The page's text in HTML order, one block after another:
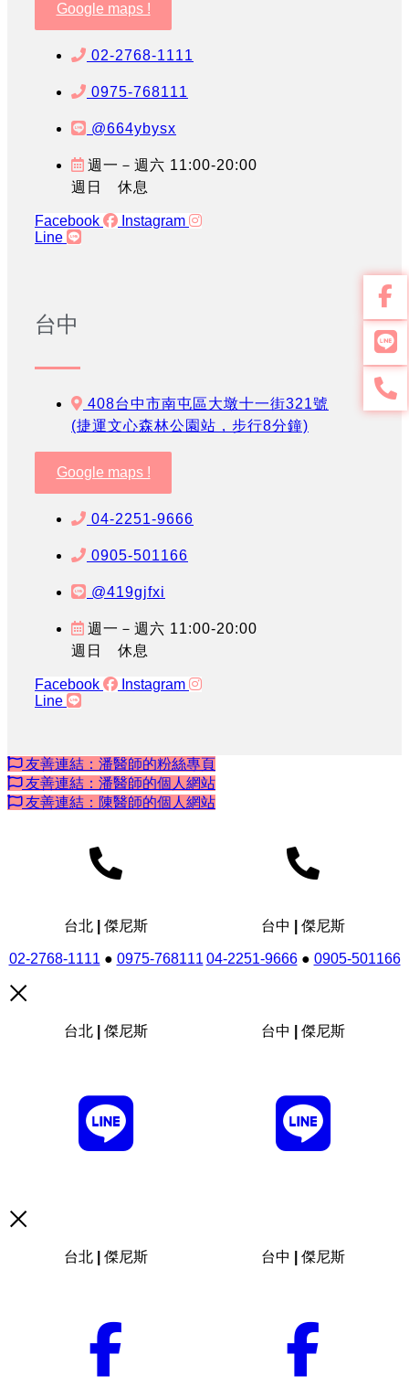
Google maps !
02-2768-1111
0975-768111
@664ybysx
週一－週六 11:00-20:00
週日 休息
Facebook
Instagram
Line
台中
408台中市南屯區大墩十一街321號
(捷運文心森林公園站，步行8分鐘)
Google maps !
04-2251-9666
0905-501166
@419gjfxi
週一－週六 11:00-20:00
週日 休息
Facebook
Instagram
Line
友善連結：潘醫師的粉絲專頁
友善連結：潘醫師的個人網站
友善連結：陳醫師的個人網站
台北 | 傑尼斯
02-2768-1111 ● 0975-768111
台中 | 傑尼斯
04-2251-9666● 0905-501166
台北 | 傑尼斯 台中 | 傑尼斯
台北 | 傑尼斯 台中 | 傑尼斯